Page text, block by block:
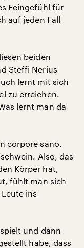
Feingefühl für
auf jeden Fall
beiden
Steffi Nerius
lernt mit sich
zu erreichen.
lernt man da
corpore sano.
Also, das
Körper hat,
fühlt man sich
ins
und dann
habe, dass